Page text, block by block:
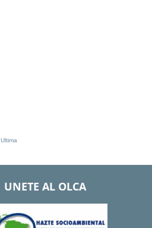
Ultima
UNETE AL OLCA